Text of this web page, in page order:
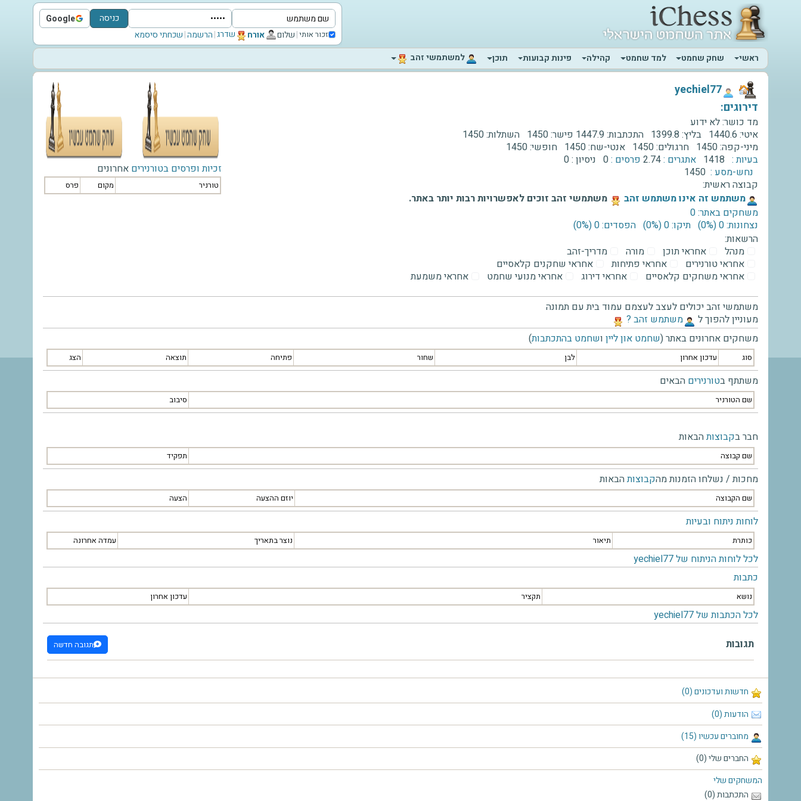
כניסה Google
Sign in with Google
זכור אותי|שלום ‫אורח‬ שדרג|הרשמה|שכחתי סיסמא
ראשי
שחק שחמט למד שחמט קהילה פינות קבועות תוכן ‫למשתמשי זהב‬
חדשות ועדכונים (0)
הודעות (0)
מחוברים עכשיו (15)
החברים שלי (0)
המשחקים שלי
התכתבות (0)
זכיות ופרסים בטורנירים אחרונים
טורניר מקום פרס
‫yechiel77‬
דירוגים:
מד כושר:לא ידוע
איטי: 1440.6 בליץ: 1399.8 התכתבות:1447.9 פישר:1450 השתלות:1450
מיני-קפה:1450 חרגולים:1450 אנטי-שח:1450 חופשי:1450
בעיות : 1418 אתגרים :2.74 פרסים :0 ניסיון :0
נחש-מסע : 1450
קבוצה ראשית:
‫משתמש זה אינו משתמש זהב‬
משתמשי זהב זוכים לאפשרויות רבות יותר באתר.
משחקים באתר: 0
נצחונות: 0 ‫(0%)‬
תיקו: 0 ‫(0%)‬
הפסדים: 0 ‫(0%)‬
הרשאות:
מנהל
אחראי תוכן מורה
מדריך-זהב
אחראי טורנירים
אחראי פתיחות
אחראי שחקנים קלאסיים
אחראי משחקים קלאסיים
אחראי דירוג אחראי מנועי שחמט אחראי משמעת
משתמשי זהב יכולים לעצב לעצמם עמוד בית עם תמונה
מעוניין להפוך ל
‫משתמש זהב ?‬
משחקים אחרונים באתר (שחמט און ליין ושחמט בהתכתבות)
סוג עדכון אחרון לבן שחור פתיחה תוצאה הצג
משתתף בטורנירים הבאים
שם הטורניר סיבוב
חבר בקבוצותהבאות
שם קבוצה תפקיד
מחכות / נשלחו הזמנות מהקבוצותהבאות
שם הקבוצה יוזם ההצעה הצעה
לוחות ניתוח ובעיות
כותרת תיאור נוצר בתאריך עמדה אחרונה
לכל לוחות הניתוח של yechiel77
כתבות
נושא תקציר עדכון אחרון
לכל הכתבות של yechiel77
תגובות תגובה חדשה